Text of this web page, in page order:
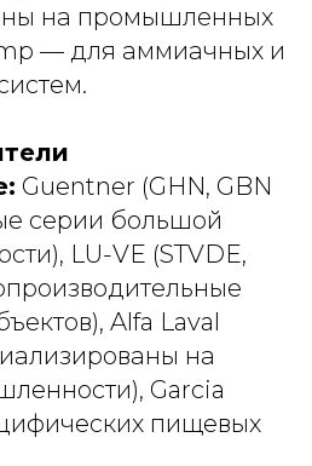
на промышленных
— для аммиачных и
Guentner (GHN, GBN
серии большой
LU-VE (STVDE,
Alfa Laval
на
Garcia
пищевых